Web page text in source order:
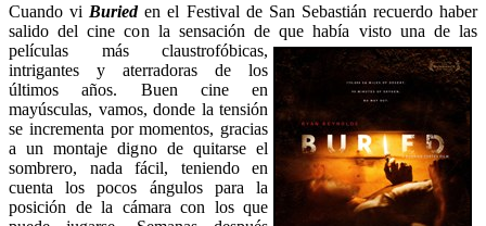
Cuando vi Burieden el Festival de San Sebastián recuerdo haber
salido del cine con la sensación de que había visto una de las
películas más claustrofóbicas,
intrigantes y aterradoras de los
últimos años. Buen cine en
mayúsculas, vamos, donde la tensión
se incrementa por momentos, gracias
a un montaje digno de quitarse el
sombrero, nada fácil, teniendo en
cuenta los pocos ángulos para la
posición de la cámara con los que